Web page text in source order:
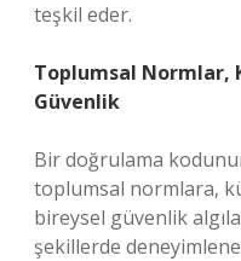
teşkil eder.
Toplumsal
Güvenlik
Bir doğrulama
toplumsal normlara,
bireysel güvenlik
şekillerde